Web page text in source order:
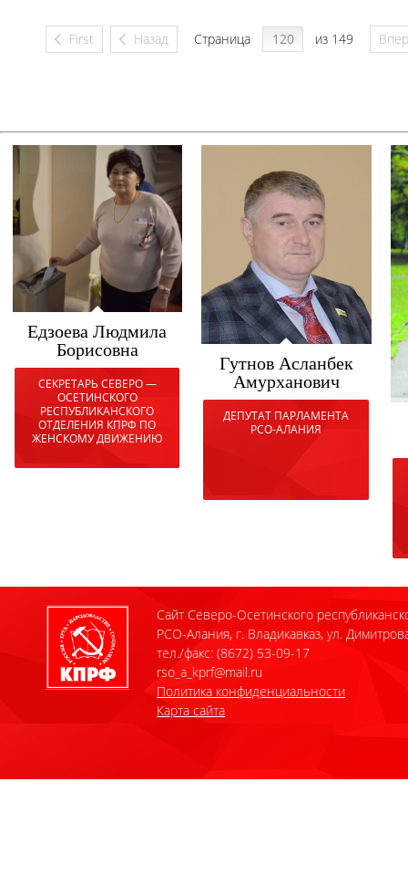
First Назад Страница из 149
Едзоева Людмила
Борисовна
СЕКРЕТАРЬ СЕВЕРО —
ОСЕТИНСКОГО
РЕСПУБЛИКАНСКОГО
ОТДЕЛЕНИЯ КПРФ ПО
ЖЕНСКОМУ ДВИЖЕНИЮ
Гутнов Асланбек
Амурханович
ДЕПУТАТ ПАРЛАМЕНТА
РСО-АЛАНИЯ
Сайт Северо-Осетинского
РСО-Алания, г. Владикавказ, ул.
тел./факс: (8672) 53-09-17
rso_a_kprf@mail.ru
Политика конфиденциальности
Карта сайта